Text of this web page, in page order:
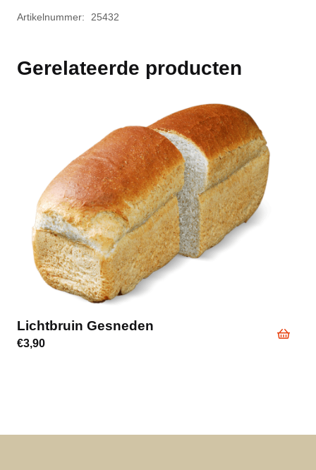
Artikelnummer: 25432
Gerelateerde producten
Lichtbruin Gesneden
€3,90